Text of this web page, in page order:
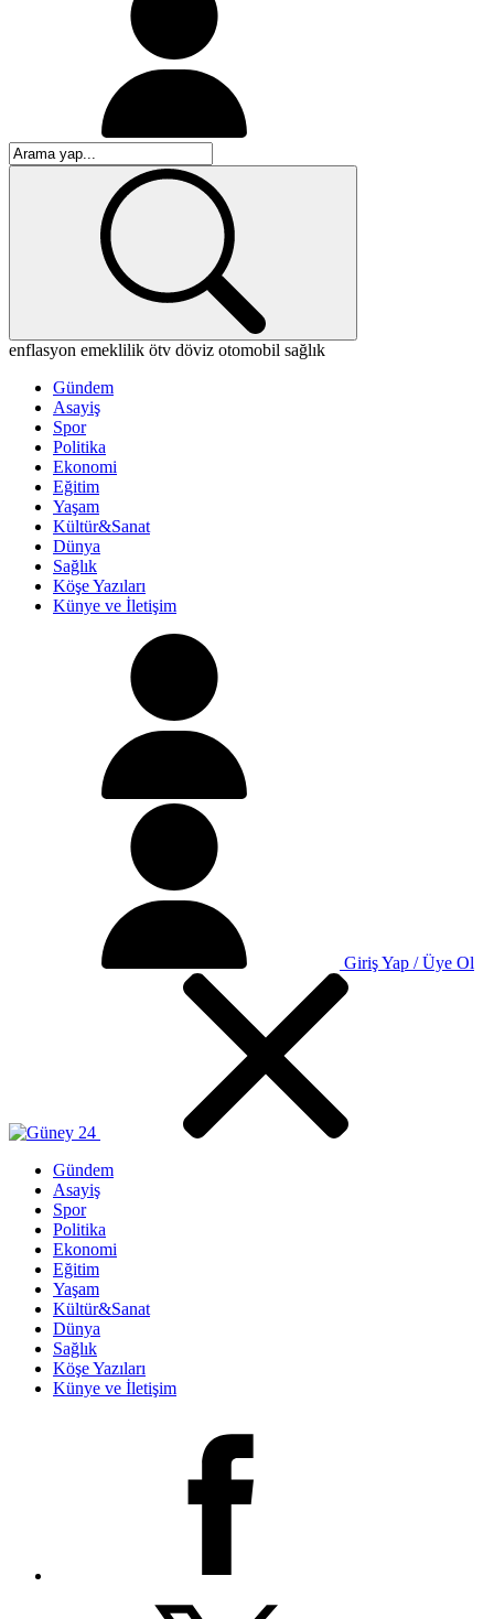
enflasyon emeklilik ötv döviz otomobil sağlık
Gündem
Asayiş
Spor
Politika
Ekonomi
Eğitim
Yaşam
Kültür&Sanat
Dünya
Sağlık
Köşe Yazıları
Künye ve İletişim
Giriş Yap / Üye Ol
Gündem
Asayiş
Spor
Politika
Ekonomi
Eğitim
Yaşam
Kültür&Sanat
Dünya
Sağlık
Köşe Yazıları
Künye ve İletişim